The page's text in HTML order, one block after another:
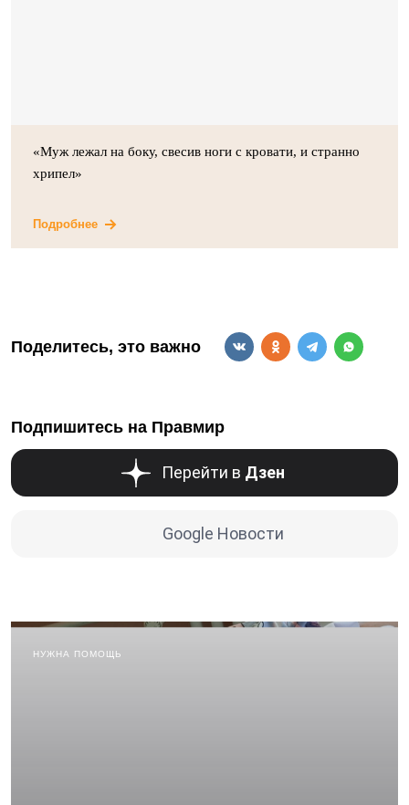
«Муж лежал на боку, свесив ноги с кровати, и странно
хрипел»
Подробнее
Поделитесь, это важно
Подпишитесь на Правмир
Перейти в Дзен
Google Новости
НУЖНА ПОМОЩЬ